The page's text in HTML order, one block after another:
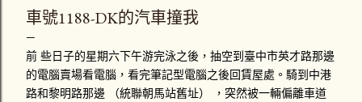
車號1188-DK的汽車撞我
前 些日子的星期六下午游完泳之後，抽空到臺中市英才路那邊
的電腦賣場看電腦，看完筆記型電腦之後回賃屋處。騎到中港
路和黎明路那邊 （統聯朝馬站舊址） ，突然被一輛偏離車道